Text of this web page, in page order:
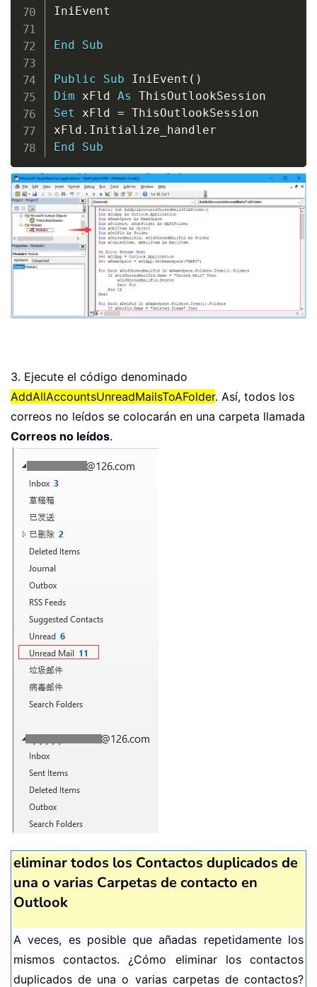
IniEvent
End Sub
Public Sub IniEvent ( )
Dim xFld As
Set xFld = ThisOutlookSession
xFld .
End
Sub
3. Ejecute el código denominado
AddAllAccountsUnreadMailsToAFolder. Así, todos los
correos no leídos se colocarán en una carpeta llamada
Correos no leídos.
eliminar todos los Contactos duplicados de
una o varias Carpetas de contacto en
Outlook
A veces, es posible que añadas repetidamente los
mismos contactos. ¿Cómo eliminar los contactos
duplicados de una o varias carpetas de contactos?